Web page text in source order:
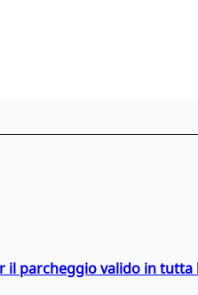
il parcheggio valido in tutta